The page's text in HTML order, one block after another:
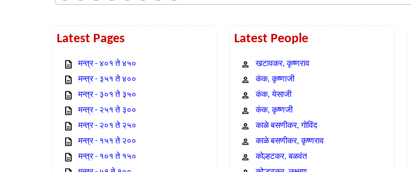
Latest Pages
मन्त्र - ४०१ ते ४५०
मन्त्र - ३५१ ते ४००
मन्त्र - ३०१ ते ३५०
मन्त्र - २५१ ते ३००
मन्त्र - २०१ ते २५०
मन्त्र - १५१ ते २००
मन्त्र - १०१ ते १५०
Latest People
खटावकर, कृष्णराव
कंक, कृष्णाजी
कंक, येसाजी
कंक, कृष्णजी
काळे बसणीकर, गोविंद
काळे बसणीकर, कृष्णराव
कोल्हटकर, बळवंत